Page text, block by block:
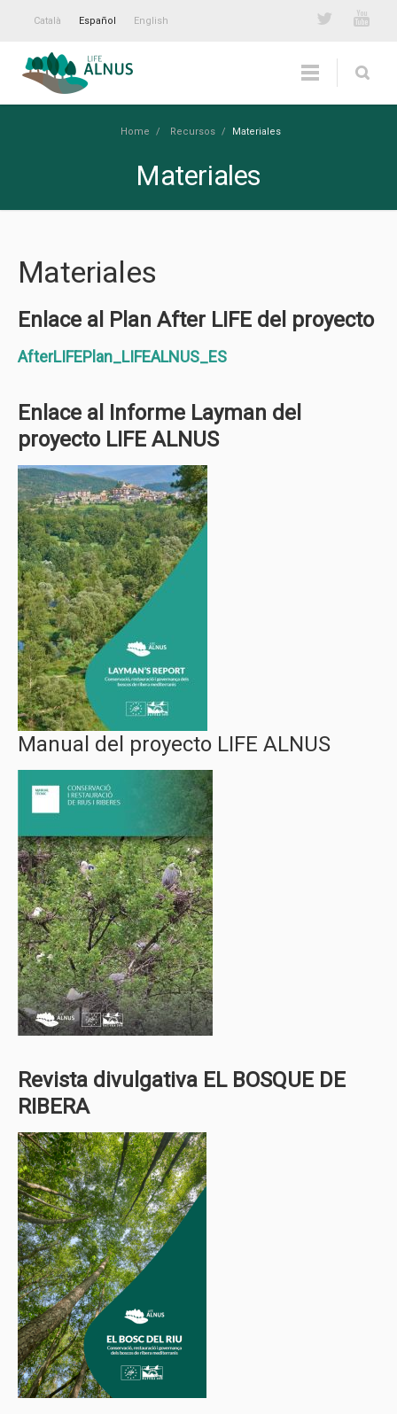
Català Español English
Home / Recursos / Materiales
Materiales
Materiales
Enlace al Plan After LIFE del proyecto
AfterLIFEPlan_LIFEALNUS_ES
Enlace al Informe Layman del
proyecto LIFE ALNUS
Manual del proyecto LIFE ALNUS
Revista divulgativa EL BOSQUE DE
RIBERA